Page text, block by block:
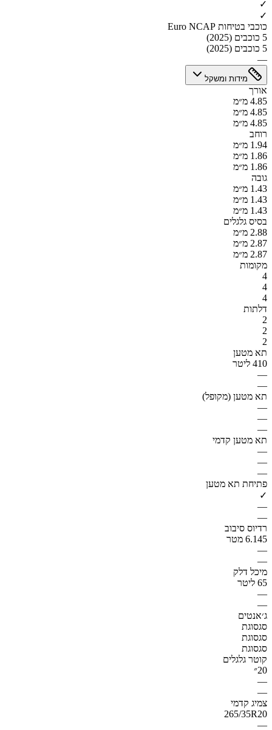
✓
✓
כוכבי בטיחות Euro NCAP
5 כוכבים (2025)
5 כוכבים (2025)
—
מידות ומשקל
אורך
4.85 מ״מ
4.85 מ״מ
4.85 מ״מ
רוחב
1.94 מ״מ
1.86 מ״מ
1.86 מ״מ
גובה
1.43 מ״מ
1.43 מ״מ
1.43 מ״מ
בסיס גלגלים
2.88 מ״מ
2.87 מ״מ
2.87 מ״מ
מקומות
4
4
4
דלתות
2
2
2
תא מטען
410 ליטר
—
—
תא מטען (מקופל)
—
—
—
תא מטען קדמי
—
—
—
פתיחת תא מטען
✓
—
—
רדיוס סיבוב
6.145 מטר
—
—
מיכל דלק
65 ליטר
—
—
ג׳אנטים
סגסוגת
סגסוגת
סגסוגת
קוטר גלגלים
20״
—
—
צמיג קדמי
265/35R20
—